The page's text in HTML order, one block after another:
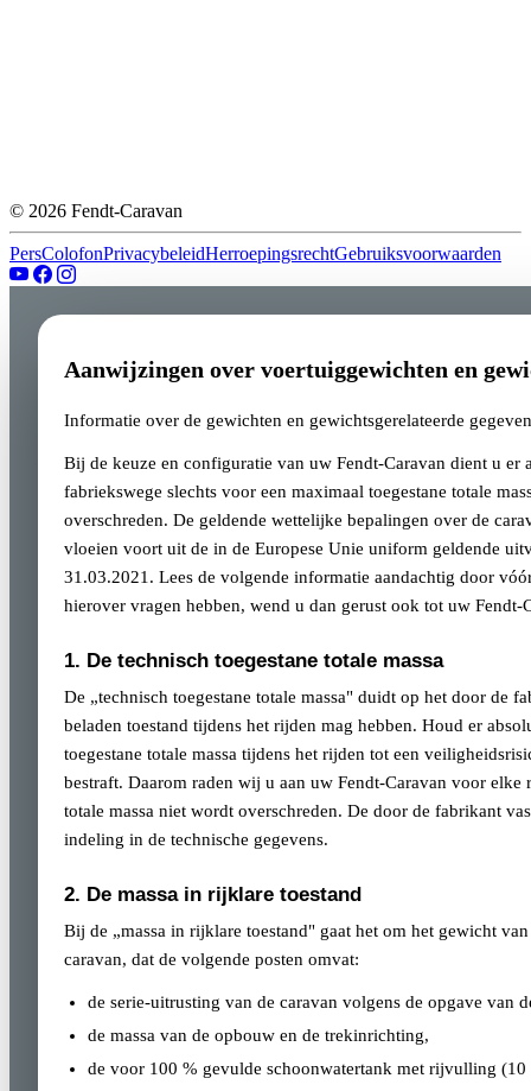
© 2026 Fendt-Caravan
PersColofonPrivacybeleidHerroepingsrechtGebruiksvoorwaarden
Aanwijzingen over voertuiggewichten en
Informatie over de gewichten en gewichtsgerelateerde
Bij de keuze en configuratie van uw Fendt-Caravan dient u er
fabriekswege slechts voor een maximaal toegestane totale
overschreden. De geldende wettelijke bepalingen over de
vloeien voort uit de in de Europese Unie uniform geldende
31.03.2021. Lees de volgende informatie aandachtig door
hierover vragen hebben, wend u dan gerust ook tot uw Fendt-
1. De technisch toegestane totale massa
De „technisch toegestane totale massa" duidt op het door de
beladen toestand tijdens het rijden mag hebben. Houd er
toegestane totale massa tijdens het rijden tot een
bestraft. Daarom raden wij u aan uw Fendt-Caravan voor
totale massa niet wordt overschreden. De door de fabrikant
indeling in de technische gegevens.
2. De massa in rijklare toestand
Bij de „massa in rijklare toestand" gaat het om het gewicht
caravan, dat de volgende posten omvat:
de serie-uitrusting van de caravan volgens de opgave van
de massa van de opbouw en de trekinrichting,
de voor 100 % gevulde schoonwatertank met rijvulling (10